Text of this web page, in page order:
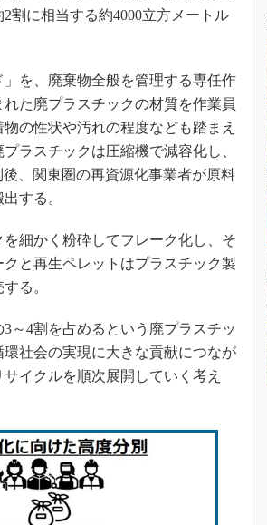
割に相当する約4000立方メートル
を、廃棄物全般を管理する専任作
た廃プラスチックの材質を作業員
の性状や汚れの程度なども踏まえ
ラスチックは圧縮機で減容化し、
、関東圏の再資源化事業者が原料
する。
細かく粉砕してフレーク化し、そ
と再生ペレットはプラスチック製
る。
4割を占めるという廃プラスチッ
社会の実現に大きな貢献につなが
イクルを順次展開していく考え